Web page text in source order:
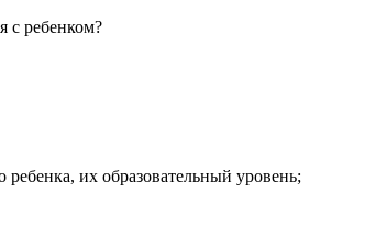
с ребенком?
их образовательный уровень;